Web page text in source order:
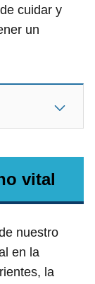
cuidar y
un
vital
nuestro
en la
la